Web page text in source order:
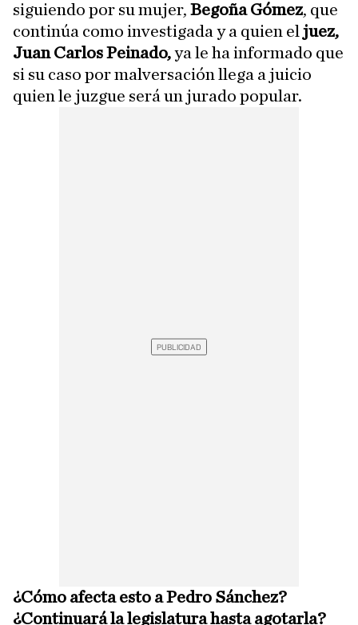
siguiendo por su mujer, Begoña Gómez, que
continúa como investigada y a quien el juez,
Juan Carlos Peinado,ya le ha informado que
si su caso por malversación llega a juicio
quien le juzgue será un jurado popular.
¿Cómo afecta esto a Pedro Sánchez?
¿Continuará la legislatura hasta agotarla?